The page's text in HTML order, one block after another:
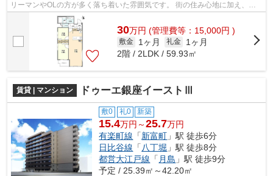
リーマンやOLの方が多く落ち着いた雰囲気です。 街の住み心地に加え、通
勤や休日の遊び、どちらにも高い利...
30万円 (管理費等：15,000円 )
敷金 1ヶ月 礼金
1ヶ月
2階 / 2LDK / 59.93㎡
賃貸 | マンション ドゥーエ銀座イーストⅢ
敷0 礼0 新築
15.4万円～25.7万円
有楽町線 「新富町 」駅 徒歩6分
日比谷線 「 八丁堀 」駅 徒歩8分
都営大江戸線 「 月島 」駅 徒歩9分
予定 / 25.39㎡～42.20㎡